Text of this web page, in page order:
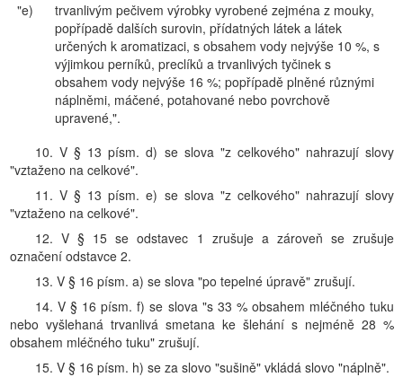
"e)
trvanlivým pečivem výrobky vyrobené zejména z mouky,
popřípadě dalších surovin, přídatných látek a látek
určených k aromatizaci, s obsahem vody nejvýše 10 %, s
výjimkou perníků, preclíků a trvanlivých tyčinek s
obsahem vody nejvýše 16 %; popřípadě plněné různými
náplněmi, máčené, potahované nebo povrchově
upravené,".
10. V § 13 písm. d) se slova "z celkového" nahrazují slovy
"vztaženo na celkové".
11. V § 13 písm. e) se slova "z celkového" nahrazují slovy
"vztaženo na celkové".
12. V § 15 se odstavec 1 zrušuje a zároveň se zrušuje
označení odstavce 2.
13. V § 16 písm. a) se slova "po tepelné úpravě" zrušují.
14. V § 16 písm. f) se slova "s 33 % obsahem mléčného tuku
nebo vyšlehaná trvanlivá smetana ke šlehání s nejméně 28 %
obsahem mléčného tuku" zrušují.
15. V § 16 písm. h) se za slovo "sušině" vkládá slovo "náplně".